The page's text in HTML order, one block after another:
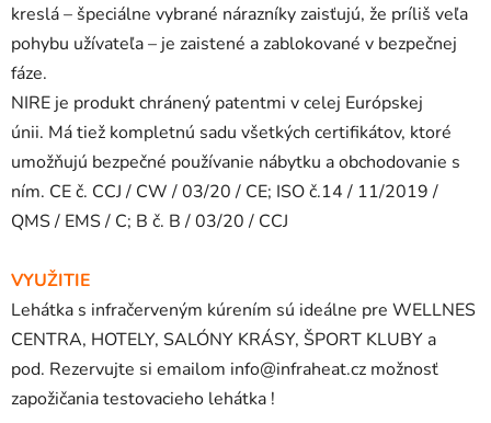
kreslá – špeciálne vybrané nárazníky zaisťujú, že príliš veľa
pohybu užívateľa – je zaistené a zablokované v bezpečnej
fáze.
NIRE je produkt chránený patentmi v celej Európskej
únii. Má tiež kompletnú sadu všetkých certifikátov, ktoré
umožňujú bezpečné používanie nábytku a obchodovanie s
ním. CE č. CCJ / CW / 03/20 / CE; ISO č.14 / 11/2019 /
QMS / EMS / C; B č. B / 03/20 / CCJ
VYUŽITIE
Lehátka s infračerveným kúrením sú ideálne pre WELLNES
CENTRA, HOTELY, SALÓNY KRÁSY, ŠPORT KLUBY a
pod. Rezervujte si emailom info@infraheat.cz možnosť
zapožičania testovacieho lehátka !